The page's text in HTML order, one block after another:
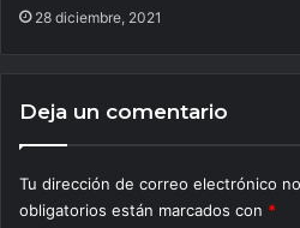
28 diciembre, 2021
Deja un comentario
Tu dirección de correo electrónico
obligatorios están marcados con *